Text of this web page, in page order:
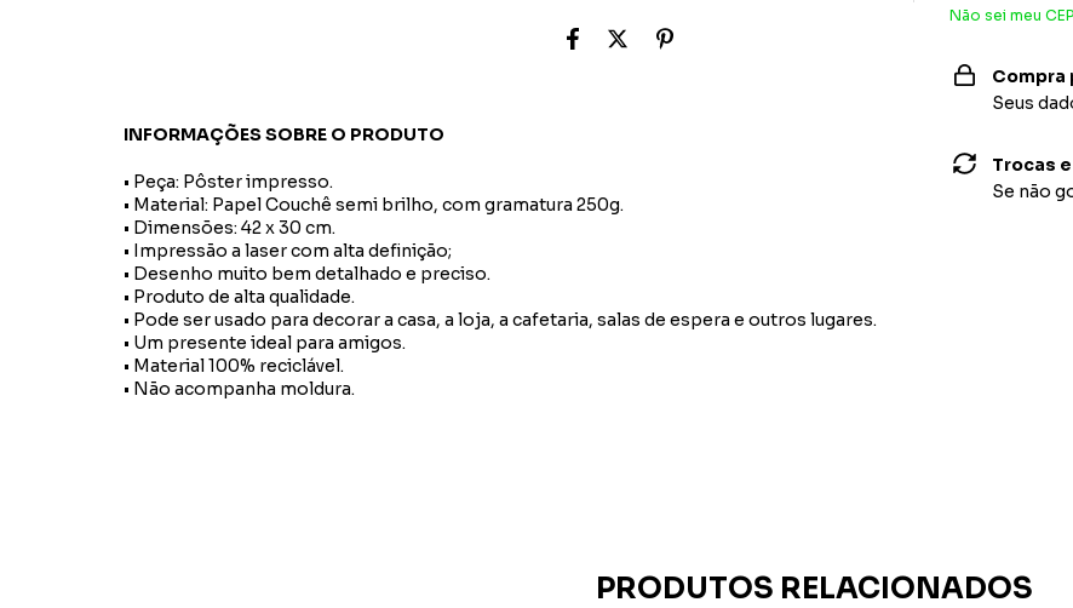
INFORMAÇÕES SOBRE O PRODUTO
• Peça: Pôster impresso.
• Material: Papel Couchê semi brilho, com gramatura 250g.
• Dimensões: 42 x 30 cm.
• Impressão a laser com alta definição;
• Desenho muito bem detalhado e preciso.
• Produto de alta qualidade.
• Pode ser usado para decorar a casa, a loja, a cafetaria, salas de espera e outros lugares.
• Um presente ideal para amigos.
• Material 100% reciclável.
• Não acompanha moldura.
Não sei meu CEP
Compra
Seus
Trocas
Se não
PRODUTOS RELACIONADOS